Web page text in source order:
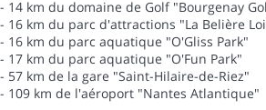
- 14 km du domaine de Golf "Bourgenay
- 16 km du parc d'attractions "La Belière
- 16 km du parc aquatique "O'Gliss Park"
- 17 km du parc aquatique "O'Fun Park"
- 57 km de la gare "Saint-Hilaire-de-Riez"
- 109 km de l'aéroport "Nantes Atlantique"